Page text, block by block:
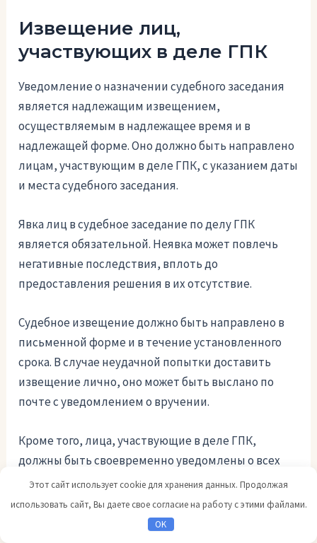
Извещение лиц,
участвующих в деле ГПК
Уведомление о назначении судебного заседания
является надлежащим извещением,
осуществляемым в надлежащее время и в
надлежащей форме. Оно должно быть направлено
лицам, участвующим в деле ГПК, с указанием даты
и места судебного заседания.
Явка лиц в судебное заседание по делу ГПК
является обязательной. Неявка может повлечь
негативные последствия, вплоть до
предоставления решения в их отсутствие.
Судебное извещение должно быть направлено в
письменной форме и в течение установленного
срока. В случае неудачной попытки доставить
извещение лично, оно может быть выслано по
почте с уведомлением о вручении.
Кроме того, лица, участвующие в деле ГПК,
должны быть своевременно уведомлены о всех
изменениях в дате, времени и месте судебного
заседания. Это позволит им правильно
организовать свою явку и подготовку к делу.
Этот сайт использует cookie для хранения данных. Продолжая
использовать сайт, Вы даете свое согласие на работу с этими файлами.
OK